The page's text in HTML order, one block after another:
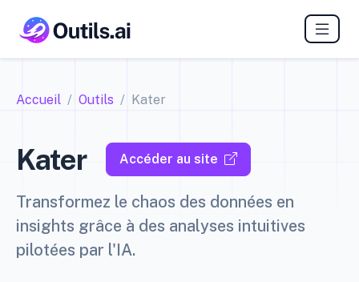
Accueil Outils Kater
Kater Accéder au site
Transformez le chaos des données en
insights grâce à des analyses intuitives
pilotées par l'IA.